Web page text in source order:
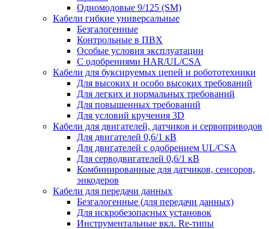
Одномодовые 9/125 (SM)
Кабели гибкие универсальные
Безгалогенные
Контрольные в ПВХ
Особые условия эксплуатации
С одобрениями HAR/UL/CSA
Кабели для буксируемых цепей и робототехники
Для высоких и особо высоких требований
Для легких и нормальных требований
Для повышенных требований
Для условий кручения 3D
Кабели для двигателей, датчиков и сервоприводов
Для двигателей 0,6/1 кВ
Для двигателей с одобрением UL/CSA
Для серводвигателей 0,6/1 кВ
Комбинированные для датчиков, cенсоров,
энкодеров
Кабели для передачи данных
Безгалогенные (для передачи данных)
Для искробезопасных установок
Инструментальные вкл. Re-типы